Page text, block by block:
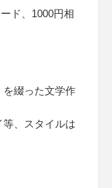
ド、1000円相
を綴った文学作
、スタイルは